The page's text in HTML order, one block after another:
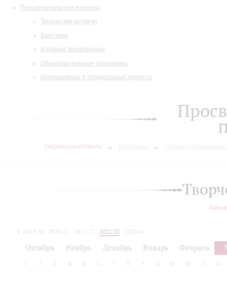
Просветительские проекты
Творческие встречи
Выставки
Издания филармонии
Образовательные программы
Инклюзивные и специальные проекты
Творческие встречи
2019/20 2020/21 2021/22 2022/23
2023/24
Октябрь Ноябрь Декабрь Январь Февраль
2 3 4 5 6 7 8 9 10 11 12 13 14